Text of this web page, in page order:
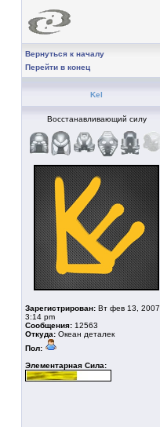
Вернуться к началу
Перейти в конец
Kel
Восстанавливающий силу
Зарегистрирован: Вт фев 13, 2007
3:14 pm
Сообщения: 12563
Откуда: Океан деталек
Пол:
Элементарная Сила: